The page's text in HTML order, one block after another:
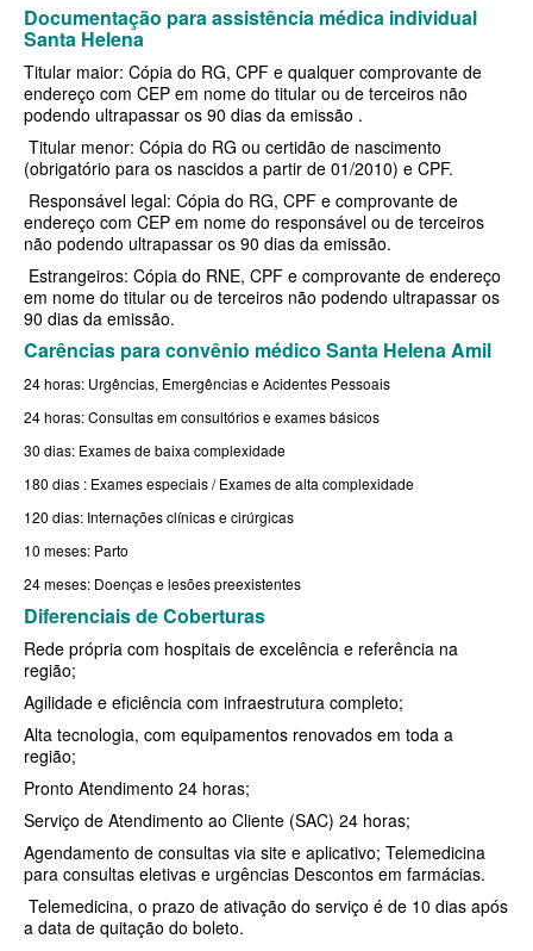
SÃO CRISTOVÃO PLANO DE SAÚDE INDIVIDUAL
SÃO MIGUEL PLANO DE SAÚDE INDIVIDUAL
STA CASA MAUÁ PLANO DE SAÚDE INDIVIDUAL
TOTAL MEDCARE PLANO DE SAÚDE INDIVIDUAL
TRASMONTANO PLANO DE SAÚDE INDIVIDUAL
ÚNICA PLANO DE SAÚDE INDIVIDUAL
UNIHOSP PLANO DE SAÚDE INDIVIDUAL
UNIMED GUARULHOS PLANO DE SAÚDE INDIVIDUAL
BLUE MED PLANO DE SAÚDE FAMILIAR
BIOVIDA PLANO DE SAÚDE FAMILIAR
CUIDAR ME PLANO DE SAÚDE FAMILIAR
GNDI PLANO DE SAÚDE FAMILIAR
INTERCLINICAS PLANO DE SAÚDE FAMILIAR
MED TOUR PLANO DE SAÚDE FAMILIAR
MEDICAL HEALTH PLANO DE SAÚDE FAMILIAR
PLENA PLANO DE SAÚDE FAMILIAR
QSAUDE PLANO DE SAÚDE FAMILIAR
Documentação para assistência médica individual
Santa Helena
Titular maior: Cópia do RG, CPF e qualquer comprovante de
endereço com CEP em nome do titular ou de terceiros não
podendo ultrapassar os 90 dias da emissão .
Titular menor: Cópia do RG ou certidão de nascimento
(obrigatório para os nascidos a partir de 01/2010) e CPF.
Responsável legal: Cópia do RG, CPF e comprovante de
endereço com CEP em nome do responsável ou de terceiros
não podendo ultrapassar os 90 dias da emissão.
Estrangeiros: Cópia do RNE, CPF e comprovante de endereço
em nome do titular ou de terceiros não podendo ultrapassar os
90 dias da emissão.
Carências para convênio médico Santa Helena Amil
24 horas: Urgências, Emergências e Acidentes Pessoais
24 horas: Consultas em consultórios e exames básicos
30 dias: Exames de baixa complexidade
180 dias : Exames especiais / Exames de alta complexidade
120 dias: Internações clínicas e cirúrgicas
10 meses: Parto
24 meses: Doenças e lesões preexistentes
Diferenciais de Coberturas
Rede própria com hospitais de excelência e referência na
região;
Agilidade e eficiência com infraestrutura completo;
Alta tecnologia, com equipamentos renovados em toda a
região;
Pronto Atendimento 24 horas;
Serviço de Atendimento ao Cliente (SAC) 24 horas;
Agendamento de consultas via site e aplicativo; Telemedicina
para consultas eletivas e urgências Descontos em farmácias.
Telemedicina, o prazo de ativação do serviço é de 10 dias após
a data de quitação do boleto.